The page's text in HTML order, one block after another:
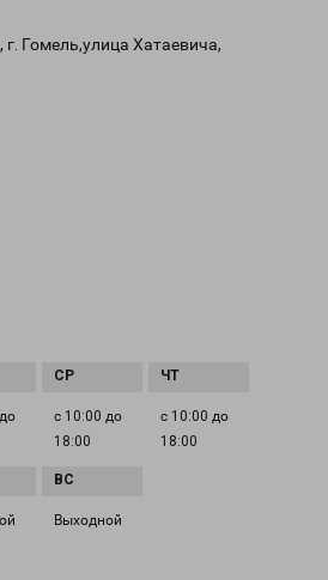
Гомель,улица Хатаевича,
с 10:00 до
18:00
с 10:00 до
18:00
Выходной